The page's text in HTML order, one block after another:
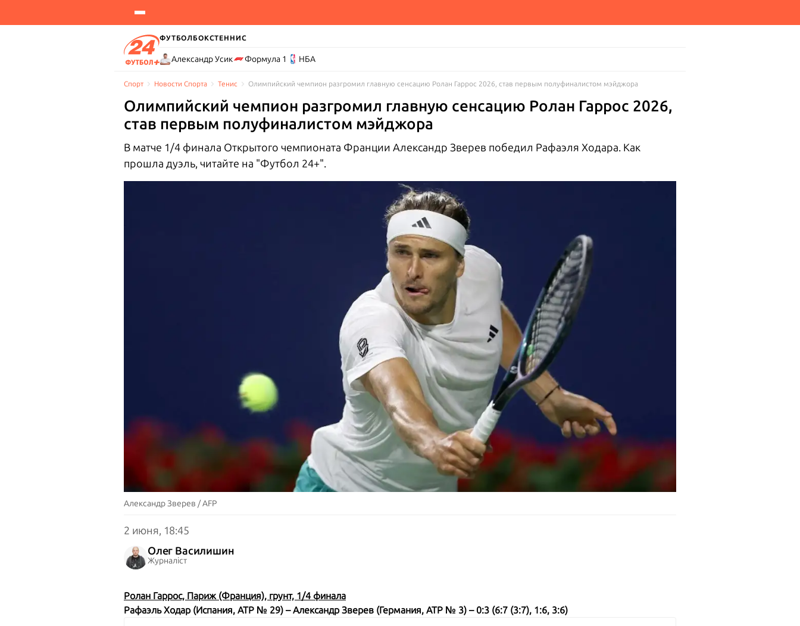
ФУТБОЛБОКСТЕННИС
Александр Усик Формула 1 НБА
Спорт Новости Cпорта Тенис Олимпийский чемпион разгромил главную сенсацию Ролан Гаррос 2026, став первым полуфиналистом мэйджора
Олимпийский чемпион разгромил главную сенсацию Ролан Гаррос 2026,
став первым полуфиналистом мэйджора
В матче 1/4 финала Открытого чемпионата Франции Александр Зверев победил Рафаэля Ходара. Как
прошла дуэль, читайте на "Футбол 24+".
Александр Зверев / AFP
2 июня, 18:45
Олег Василишин
Журналіст
Ролан Гаррос, Париж (Франция), грунт, 1/4 финала
Рафаэль Ходар (Испания, АТР № 29) – Александр Зверев (Германия, АТР № 3) – 0:3 (6:7 (3:7), 1:6, 3:6)